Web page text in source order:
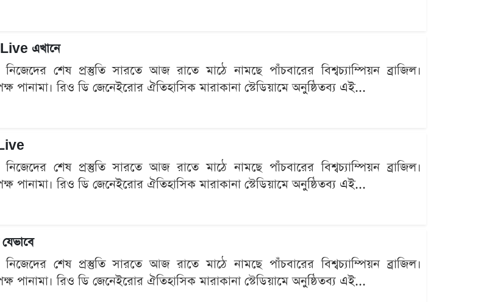
এখানে
শেষ প্রস্তুতি সারতে আজ রাতে মাঠে নামছে পাঁচবারের বিশ্বচ্যাম্পিয়ন ব্রাজিল।
পানামা। রিও ডি জেনেইরোর ঐতিহাসিক মারাকানা স্টেডিয়ামে অনুষ্ঠিতব্য এই...
Live
শেষ প্রস্তুতি সারতে আজ রাতে মাঠে নামছে পাঁচবারের বিশ্বচ্যাম্পিয়ন ব্রাজিল।
পানামা। রিও ডি জেনেইরোর ঐতিহাসিক মারাকানা স্টেডিয়ামে অনুষ্ঠিতব্য এই...
শেষ প্রস্তুতি সারতে আজ রাতে মাঠে নামছে পাঁচবারের বিশ্বচ্যাম্পিয়ন ব্রাজিল।
পানামা। রিও ডি জেনেইরোর ঐতিহাসিক মারাকানা স্টেডিয়ামে অনুষ্ঠিতব্য এই...